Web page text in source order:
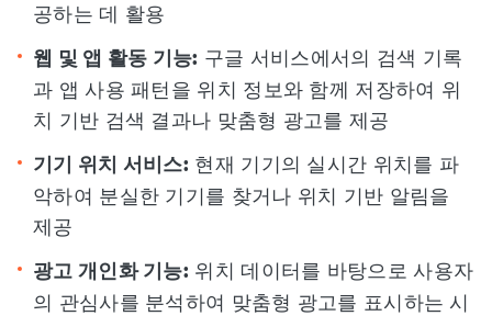
공하는 데 활용
웹 및 앱 활동 기능: 구글 서비스에서의 검색 기록
과 앱 사용 패턴을 위치 정보와 함께 저장하여 위
치 기반 검색 결과나 맞춤형 광고를 제공
기기 위치 서비스: 현재 기기의 실시간 위치를 파
악하여 분실한 기기를 찾거나 위치 기반 알림을
제공
광고 개인화 기능: 위치 데이터를 바탕으로 사용자
의 관심사를 분석하여 맞춤형 광고를 표시하는 시